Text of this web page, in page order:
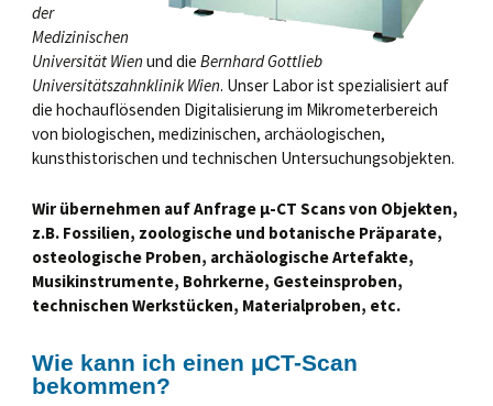
der
Medizinischen
Universität Wienund die Bernhard Gottlieb
Universitätszahnklinik Wien. Unser Labor ist spezialisiert auf
die hochauflösenden Digitalisierung im Mikrometerbereich
von biologischen, medizinischen, archäologischen,
kunsthistorischen und technischen Untersuchungsobjekten.
Wir übernehmen auf Anfrage µ-CT Scans von Objekten,
z.B. Fossilien, zoologische und botanische Präparate,
osteologische Proben, archäologische Artefakte,
Musikinstrumente, Bohrkerne, Gesteinsproben,
technischen Werkstücken, Materialproben, etc.
Wie kann ich einen µCT-Scan
bekommen?